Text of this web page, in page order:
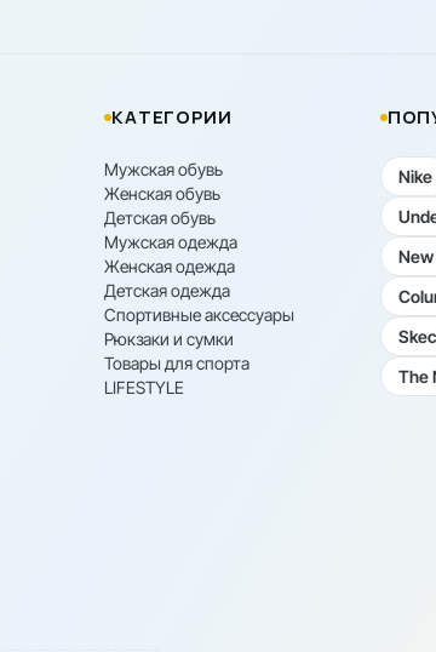
КАТЕГОРИИ
Мужская обувь
Женская обувь
Детская обувь
Мужская одежда
Женская одежда
Детская одежда
Спортивные аксессуары
Рюкзаки и сумки
Товары для спорта
LIFESTYLE
Nike
The